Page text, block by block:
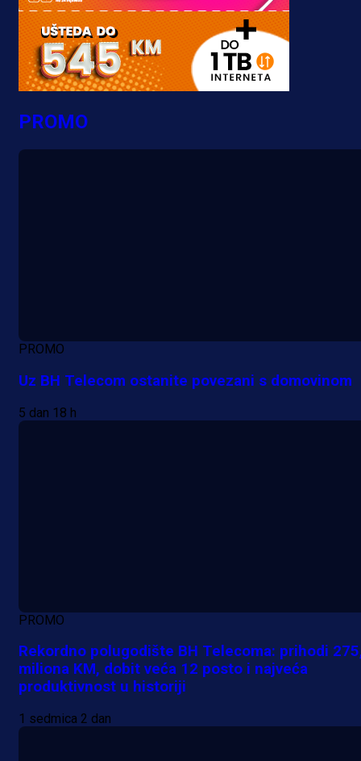
PROMO
PROMO
Uz BH Telecom ostanite povezani s domovinom
5 dan 18 h
PROMO
Rekordno polugodište BH Telecoma: prihodi
miliona KM, dobit veća 12 posto i najveća
produktivnost u historiji
1 sedmica 2 dan